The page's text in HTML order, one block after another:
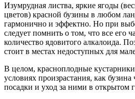
Изумрудная листва, яркие ягоды
цветов) красной бузины в любом
гармонично и эффектно. Но при
следует помнить о том, что все его
количество ядовитого алкалоида.
стоит в местах недоступных для
В целом, красноплодные
условиях произрастания, как
посадки и уход за ними в открытом